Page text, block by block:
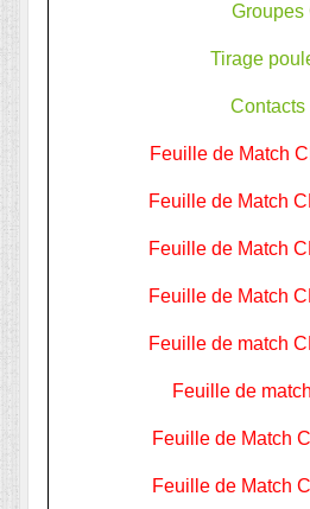
Groupes
Tirage
Feuille de Match
Feuille de Match
Feuille de Match
Feuille de Match
Feuille de match
Feuille de
Feuille de Match
Feuille de Match